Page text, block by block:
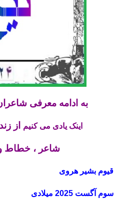
به ادامه معرفی
اینک یادی می کنیم از
شاعر ، خطاط
قیوم بشیر هروی
سوم آگست 2025 میلادی